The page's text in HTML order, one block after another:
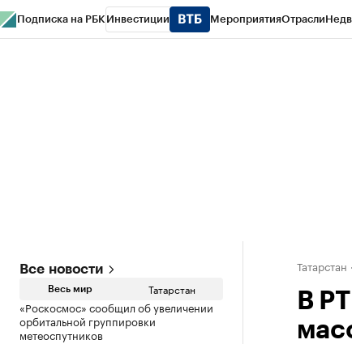
Подписка на РБК Инвестиции МероприятияОтрасли
Все новости
Весь мир Татарстан
«Роскосмос» сообщил об увеличении
орбитальной группировки
метеоспутников
Татарстан
В